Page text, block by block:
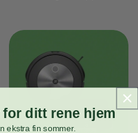
ditt rene hjem
ekstra fin sommer.